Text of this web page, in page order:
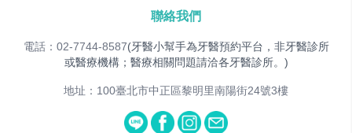
聯絡我們
電話：02-7744-8587(牙醫小幫手為牙醫預約平台，非牙醫診所
或醫療機構；醫療相關問題請洽各牙醫診所。)
地址：100臺北市中正區黎明里南陽街24號3樓